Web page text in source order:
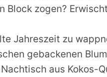
Block zogen?
Jahreszeit zu
gebackenen
aus Kokos-